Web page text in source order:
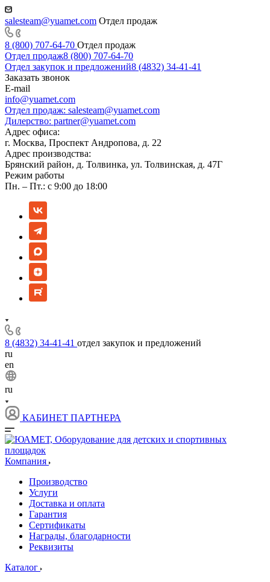
salesteam@yuamet.com Отдел продаж
8 (800) 707-64-70 Отдел продаж
Отдел продаж8 (800) 707-64-70
Отдел закупок и предложений8 (4832) 34-41-41
Заказать звонок
E-mail
info@yuamet.com
Отдел продаж: salesteam@yuamet.com
Дилерство: partner@yuamet.com
Адрес офиса:
г. Москва, Проспект Андропова, д. 22
Адрес производства:
Брянский район, д. Толвинка, ул. Толвинская, д. 47Г
Режим работы
Пн. – Пт.: с 9:00 до 18:00
8 (4832) 34-41-41 отдел закупок и предложений
ru
en
ru
КАБИНЕТ ПАРТНЕРА
Компания
Производство
Услуги
Доставка и оплата
Гарантия
Сертификаты
Награды, благодарности
Реквизиты
Каталог